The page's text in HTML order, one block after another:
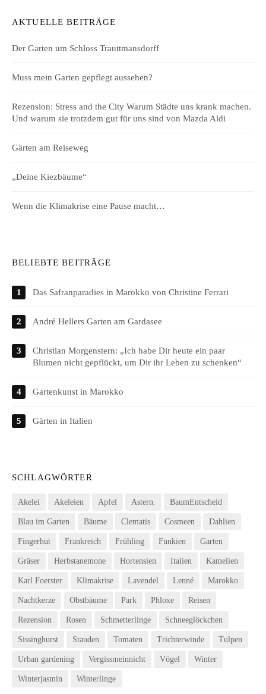
AKTUELLE BEITRÄGE
Der Garten um Schloss Trauttmansdorff
Muss mein Garten gepflegt aussehen?
Rezension: Stress and the City Warum Städte uns krank machen.
Und warum sie trotzdem gut für uns sind von Mazda Aldi
Gärten am Reiseweg
„Deine Kiezbäume“
Wenn die Klimakrise eine Pause macht…
BELIEBTE BEITRÄGE
Das Safranparadies in Marokko von Christine Ferrari
André Hellers Garten am Gardasee
Christian Morgenstern: „Ich habe Dir heute ein paar
Blumen nicht gepflückt, um Dir ihr Leben zu schenken“
Gartenkunst in Marokko
Gärten in Italien
SCHLAGWÖRTER
Akelei Akeleien Apfel Astern. BaumEntscheid
Blau im Garten Bäume Clematis Cosmeen Dahlien
Fingerhut Frankreich Frühling Funkien Garten
Gräser Herbstanemone Hortensien Italien Kamelien
Karl Foerster Klimakrise Lavendel Lenné Marokko
Nachtkerze Obstbäume Park Phloxe Reisen
Rezension Rosen Schmetterlinge Schneeglöckchen
Sissinghurst Stauden Tomaten Trichterwinde Tulpen
Urban gardening Vergissmeinnicht Vögel Winter
Winterjasmin Winterlinge